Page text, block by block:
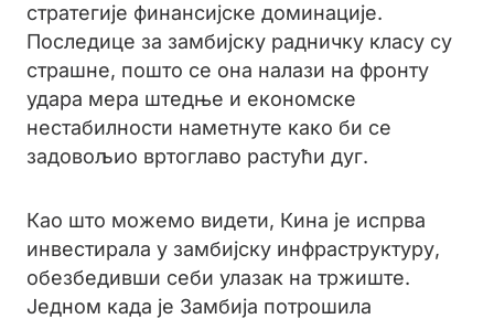
стратегије финансијске доминације.
Последице за замбијску радничку класу су
страшне, пошто се она налази на фронту
удара мера штедње и економске
нестабилности наметнуте како би се
задовољио вртоглаво растући дуг.
Као што можемо видети, Кина је испрва
инвестирала у замбијску инфраструктуру,
обезбедивши себи улазак на тржиште.
Једном када је Замбија потрошила